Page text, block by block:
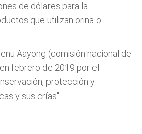
de dólares para la
que utilizan orina o
Aayong (comisión nacional de
febrero de 2019 por el
protección y
y sus crías".